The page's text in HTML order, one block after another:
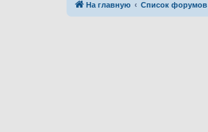
На главную Список форумов